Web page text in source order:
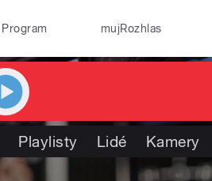
Program mujRozhlas
Playlisty Lidé Kamery